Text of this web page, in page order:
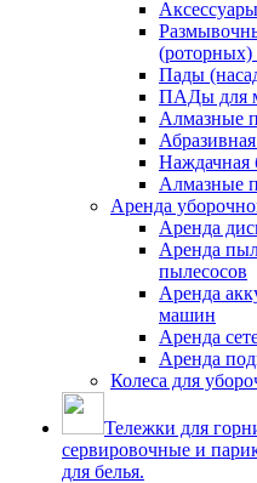
Пады
ПАДы для
Алмазные
Абразивная
Наждачная
Алмазные
Аренда
Аренда
Аренда
пылесосов
Аренда
машин
Аренда
Аренда
Колеса для
Тележки для
сервировочные и
для белья.